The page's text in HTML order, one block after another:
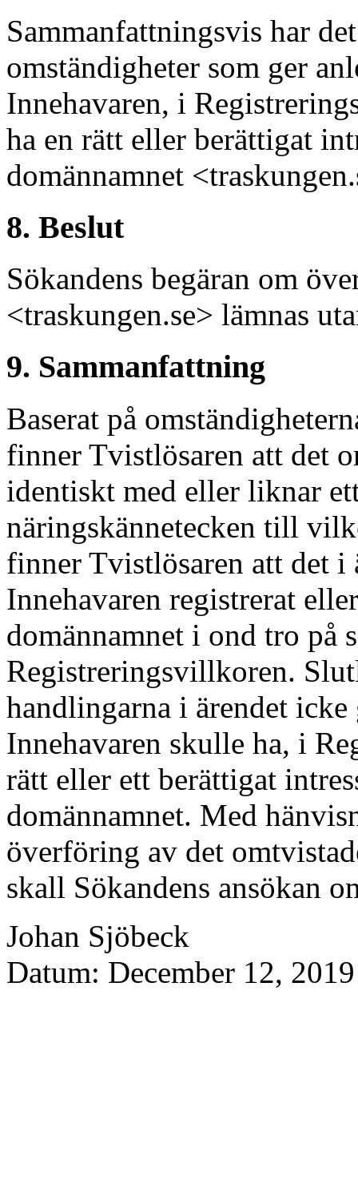
Sammanfattningsvis har
omständigheter som ger
Innehavaren, i
ha en rätt eller berättigat
domännamnet
8. Beslut
Sökandens begäran om
<traskungen.se> lämnas
9. Sammanfattning
Baserat på
finner Tvistlösaren att det
identiskt med eller liknar
näringskännetecken till
finner Tvistlösaren att det i
Innehavaren registrerat
domännamnet i ond tro på
Registreringsvillkoren.
handlingarna i ärendet
Innehavaren skulle ha, i
rätt eller ett berättigat
domännamnet. Med
överföring av det
skall Sökandens ansökan
Johan Sjöbeck
Datum: December 12, 2019